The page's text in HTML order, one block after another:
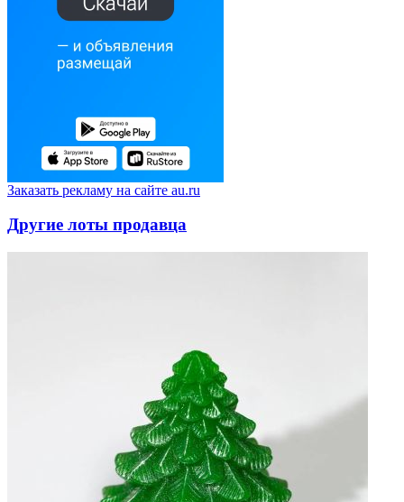
Заказать рекламу на сайте au.ru
Другие лоты продавца